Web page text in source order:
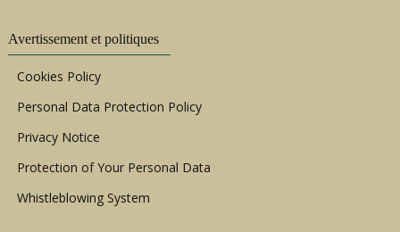
Avertissement et politiques
Cookies Policy
Personal Data Protection Policy
Privacy Notice
Protection of Your Personal Data
Whistleblowing System